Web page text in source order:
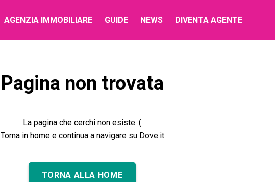
AGENZIA IMMOBILIARE GUIDE NEWS DIVENTA AGENTE
Pagina non trovata
La pagina che cerchi non esiste :(
Torna in home e continua a navigare su Dove.it
TORNA ALLA HOME